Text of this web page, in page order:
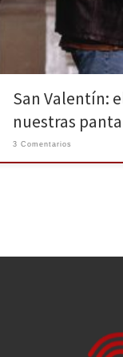
que se celebra el amor y
Valentín o el día de los
San Valentín:
nuestras
3 Comentarios